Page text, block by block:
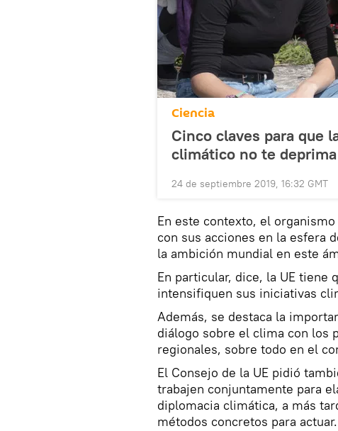
Ciencia
Cinco claves para que
climático no te deprima
24 de septiembre 2019, 16:32 GMT
En este contexto, el
con sus acciones en la esfera
la ambición mundial en este
En particular, dice, la UE tiene
intensifiquen sus iniciativas
Además, se destaca la
diálogo sobre el clima con los
regionales, sobre todo en el
El Consejo de la UE pidió
trabajen conjuntamente para
diplomacia climática, a más
métodos concretos para actuar.